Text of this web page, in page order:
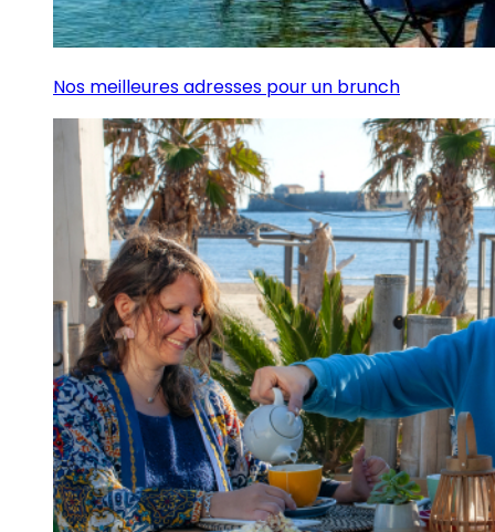
Nos meilleures adresses pour un brunch